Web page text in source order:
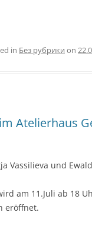
in Без рубрики on
Atelierhaus
Vassilieva und
am 11.Juli ab 18
eröffnet.